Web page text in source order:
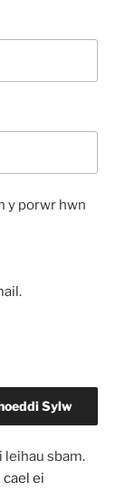
y porwr hwn
sbam.
ei